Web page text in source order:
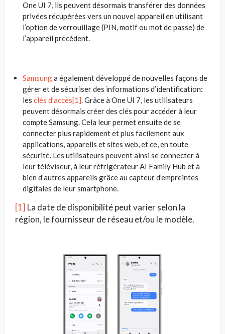
One UI 7, ils peuvent désormais transférer des données
privées récupérées vers un nouvel appareil en utilisant
l’option de verrouillage (PIN, motif ou mot de passe) de
l’appareil précédent.
Samsunga également développé de nouvelles façons de
gérer et de sécuriser des informations d’identification:
les clés d’accès[1]. Grâce à One UI 7, les utilisateurs
peuvent désormais créer des clés pour accéder à leur
compte Samsung. Cela leur permet ensuite de se
connecter plus rapidement et plus facilement aux
applications, appareils et sites web, et ce, en toute
sécurité. Les utilisateurs peuvent ainsi se connecter à
leur téléviseur, à leur réfrigérateur AI Family Hub et à
bien d’autres appareils grâce au capteur d’empreintes
digitales de leur smartphone.
[1] La date de disponibilité peut varier selon la
région, le fournisseur de réseau et/ou le modèle.